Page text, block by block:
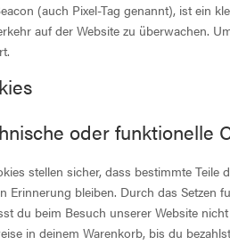
(auch Pixel-Tag genannt), ist ein
auf der Website zu überwachen.
oder funktionelle
stellen sicher, dass bestimmte
Erinnerung bleiben. Durch das Setzen
du beim Besuch unserer Website
in deinem Warenkorb, bis du